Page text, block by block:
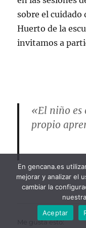
sobre el cuidado
Huerto de la
invitamos a
«El niño es
propio
Me gusta esto:
En gencana.es
mejorar y analizar el
cambiar la
Aceptar